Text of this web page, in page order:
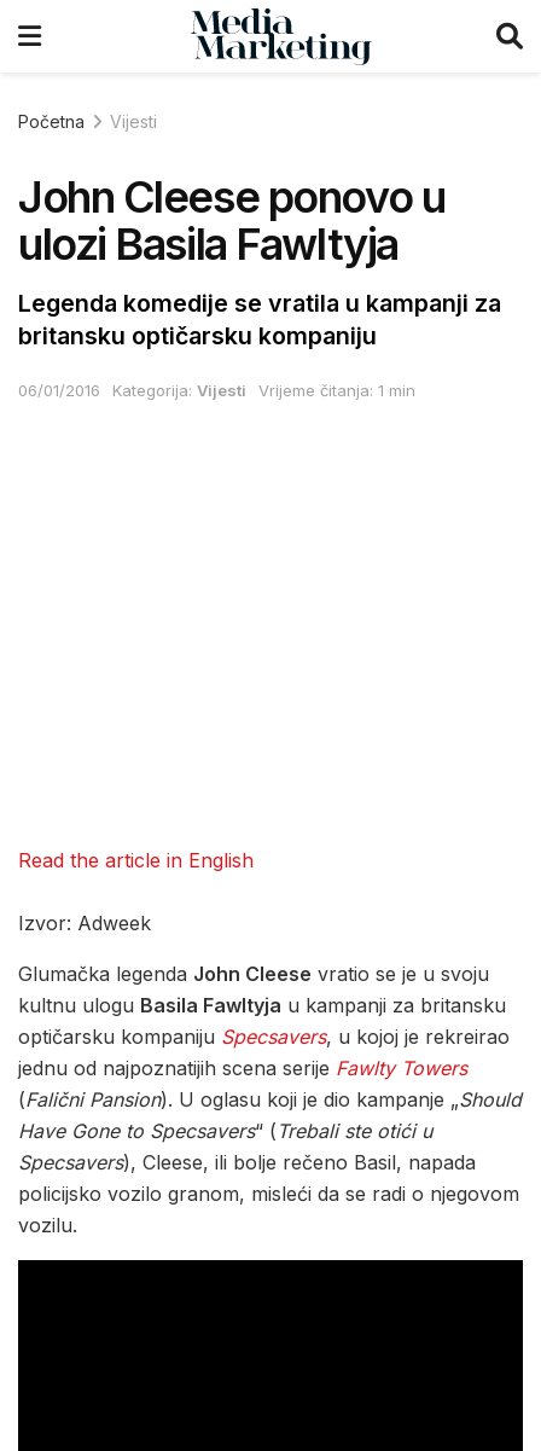
Početna Vijesti
John Cleese ponovo u
ulozi Basila Fawltyja
Legenda komedije se vratila u kampanji za
britansku optičarsku kompaniju
06/01/2016 Kategorija: Vijesti Vrijeme čitanja: 1 min
Read the article in English
Izvor: Adweek
Glumačka legenda John Cleese vratio se je u svoju
kultnu ulogu Basila Fawltyja u kampanji za britansku
optičarsku kompaniju Specsavers, u kojoj je rekreirao
jednu od najpoznatijih scena serije Fawlty Towers
(Falični Pansion). U oglasu koji je dio kampanje „Should
Have Gone to Specsavers“ ( Trebali ste otići u
Specsavers), Cleese, ili bolje rečeno Basil, napada
policijsko vozilo granom, misleći da se radi o njegovom
vozilu.